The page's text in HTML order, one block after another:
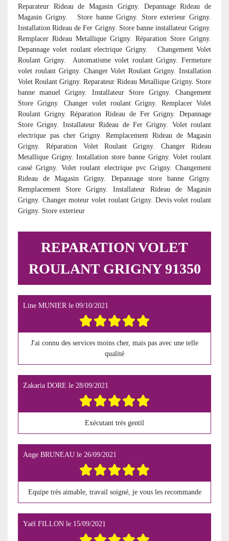
Reparateur Rideau de Magasin Grigny. Depannage Rideau de
Magasin Grigny. Store banne Grigny. Store exterieur Grigny.
Installation Rideau de Fer Grigny. Store banne installateur Grigny.
Remplacer Rideau Metallique Grigny. Réparation Store Grigny.
Depannage volet roulant electrique Grigny. Changement Volet
Roulant Grigny. Automatisme volet roulant Grigny. Fermeture
volet roulant Grigny. Changer Volet Roulant Grigny. Installation
Volet Roulant Grigny. Reparateur Rideau Metallique Grigny. Store
banne manuel Grigny. Installateur Store Grigny. Changement
Store Grigny. Changer volet roulant Grigny. Remplacer Volet
Roulant Grigny. Réparation Rideau de Fer Grigny. Depannage
Store Grigny. Installateur Rideau de Fer Grigny. Volet roulant
electrique pas cher Grigny. Remplacement Rideau de Magasin
Grigny. Réparation Volet Roulant Grigny. Changer Rideau
Metallique Grigny. Installation store banne Grigny. Volet roulant
cassé Grigny. Volet roulant electrique pvc Grigny. Changement
Rideau de Magasin Grigny. Depannage store banne Grigny.
Remplacement Store Grigny. Installateur Rideau de Magasin
Grigny. Changer moteur volet roulant Grigny. Devis volet roulant
Grigny. Store exterieur
REPARATION VOLET
ROULANT GRIGNY 91350
Line MUNIER le 09/10/2021
J'ai connu des services moins cher, mais pas avec une telle
qualité
Zakaria DORE le 28/09/2021
Exécutant très gentil
Ange BRUNEAU le 26/09/2021
Equipe très aimable, travail soigné, je vous les recommande
Yaël FILLON le 15/09/2021